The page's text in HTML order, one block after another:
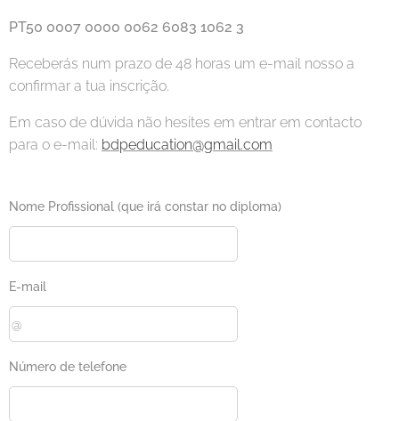
PT50 0007 0000 0062 6083 1062 3
Receberás num prazo de 48 horas um e-mail nosso a
confirmar a tua inscrição.
Em caso de dúvida não hesites em entrar em contacto
para o e-mail: bdpeducation@gmail.com
Nome Profissional (que irá constar no diploma)
E-mail
Número de telefone